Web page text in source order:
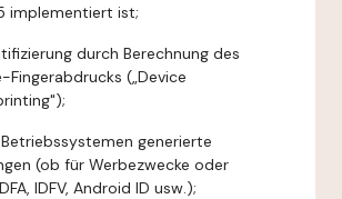
implementiert ist;
durch Berechnung des
Fingerabdrucks („Device
generierte
(ob für Werbezwecke oder
IDFV, Android ID usw.);